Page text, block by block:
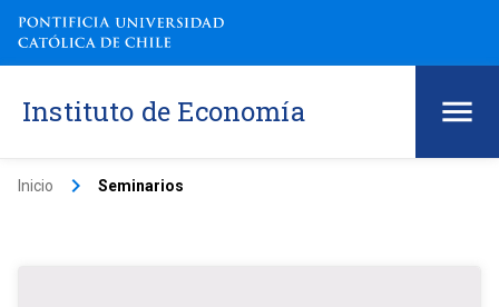
Instituto de Economía
Inicio keyboard_arrow_right Seminarios